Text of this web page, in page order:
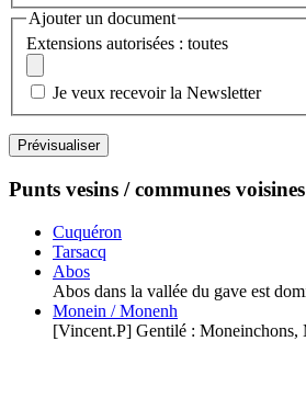
Ajouter un document
Extensions autorisées : toutes
Je veux recevoir la Newsletter
Punts vesins / communes
Cuquéron
Tarsacq
Abos
Abos dans la vallée du gave est
Monein / Monenh
[Vincent.P] Gentilé : Moneinchons,